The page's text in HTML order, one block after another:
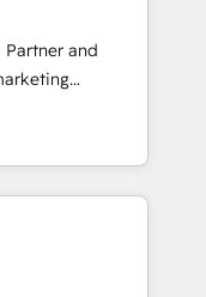
platforms
HubSpot CMS
advanced
HubSpot
six
Services
and
and mid-
want a strategic
creative
HubSpot